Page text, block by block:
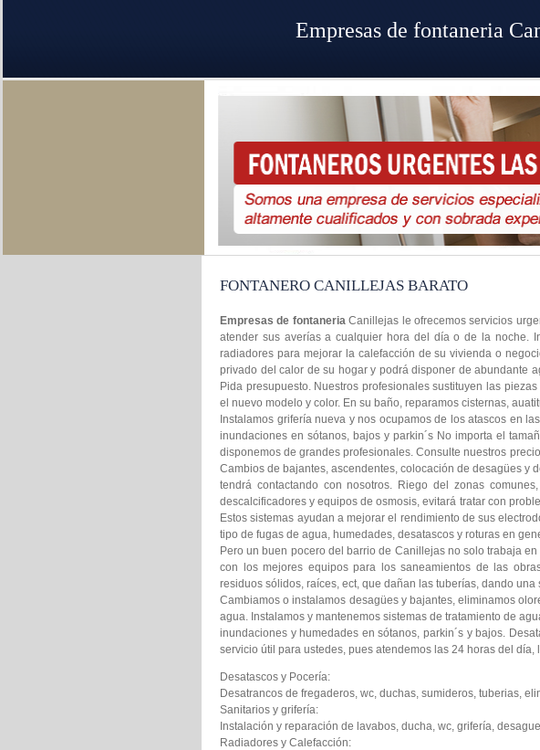
FONTANERO CANILLEJAS BARATO
Empresas de fontaneriaCanillejas le ofrecemos servicios
atender sus averías a cualquier hora del día o de la noche.
radiadores para mejorar la calefacción de su vivienda o
privado del calor de su hogar y podrá disponer de abundante
Pida presupuesto. Nuestros profesionales sustituyen las
el nuevo modelo y color. En su baño, reparamos cisternas,
Instalamos grifería nueva y nos ocupamos de los atascos en
inundaciones en sótanos, bajos y parkin´s No importa el
disponemos de grandes profesionales. Consulte nuestros
Cambios de bajantes, ascendentes, colocación de desagües y
tendrá contactando con nosotros. Riego del zonas
descalcificadores y equipos de osmosis, evitará tratar con
Estos sistemas ayudan a mejorar el rendimiento de sus
tipo de fugas de agua, humedades, desatascos y roturas en
Pero un buen pocero del barrio de Canillejas no solo trabaja
con los mejores equipos para los saneamientos de las
residuos sólidos, raíces, ect, que dañan las tuberías, dando
Cambiamos o instalamos desagües y bajantes, eliminamos
agua. Instalamos y mantenemos sistemas de tratamiento de
inundaciones y humedades en sótanos, parkin´s y bajos.
servicio útil para ustedes, pues atendemos las 24 horas del
Desatascos y Pocería:
Desatrancos de fregaderos, wc, duchas, sumideros, tuberias,
Sanitarios y grifería:
Instalación y reparación de lavabos, ducha, wc, grifería,
Radiadores y Calefacción:
Empresas de fontaneria